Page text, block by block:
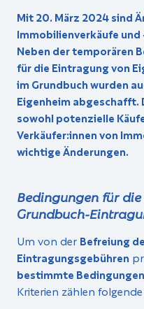
Mit 20. März 2024 sind
Immobilienverkäufe
Neben der temporären
für die Eintragung von
im Grundbuch wurden
Eigenheim
sowohl potenzielle
Verkäufer:innen von
wichtige Änderungen.
Bedingungen für
Grundbuch-
Um von der Befreiung
Eintragungsgebühren
bestimmte
Kriterien zählen